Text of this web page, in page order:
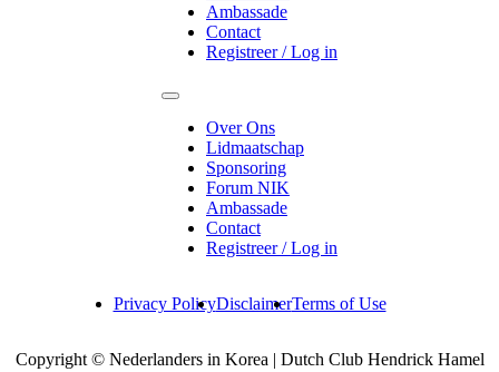
Ambassade
Contact
Registreer / Log in
Over Ons
Lidmaatschap
Sponsoring
Forum NIK
Ambassade
Contact
Registreer / Log in
Privacy PolicyDisclaimerTerms of Use
Copyright © Nederlanders in Korea | Dutch Club Hendrick Hamel